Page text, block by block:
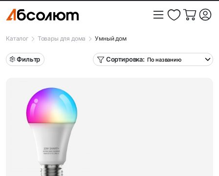
Каталог Товары для дома Умный дом
Фильтр Сортировка: